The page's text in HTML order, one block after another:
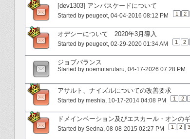
[dev1303] アンバスケードについて
Started by peugeot‎, 04-04-2016 08:12 PM 1 2
オデシーについて 2020年3月導入
Started by peugeot‎, 02-29-2020 01:34 AM 1 2
ジョブバランス
Started by noemutarutaru‎, 04-17-2026 07:28 PM
アサルト、ナイズルについての改善要求
Started by meshia‎, 10-17-2014 04:08 PM 1 2
ドメインベーション及びエスカール・オンの
Started by Sedna‎, 08-08-2015 02:27 PM 1 2 3